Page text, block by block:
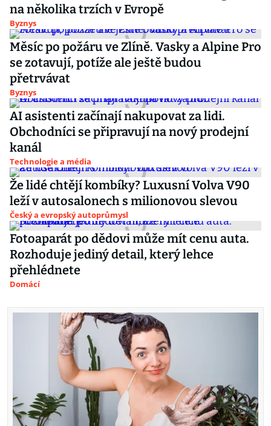
na několika trzích v Evropě
Byznys
Měsíc po požáru ve Zlíně. Vasky a Alpine Pro
se zotavují, potíže ale ještě budou
přetrvávat
Byznys
AI asistenti začínají nakupovat za lidi.
Obchodníci se připravují na nový prodejní
kanál
Technologie a média
Že lidé chtějí kombíky? Luxusní Volva V90
leží v autosalonech s milionovou slevou
Český a evropský autoprůmysl
Fotoaparát po dědovi může mít cenu auta.
Rozhoduje jediný detail, který lehce
přehlédnete
Domácí